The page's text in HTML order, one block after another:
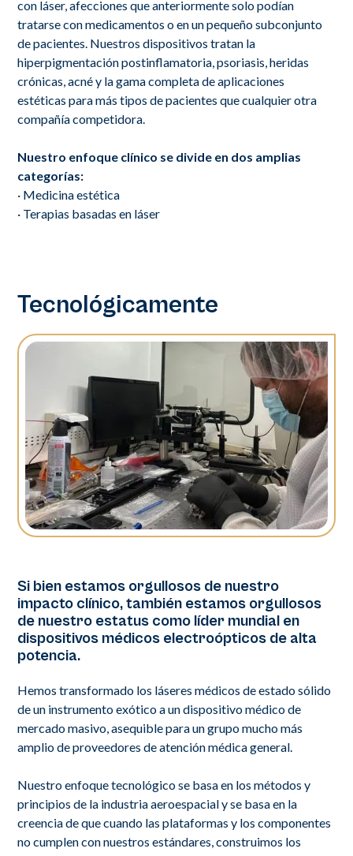
con láser, afecciones que anteriormente solo podían
tratarse con medicamentos o en un pequeño subconjunto
de pacientes. Nuestros dispositivos tratan la
hiperpigmentación postinflamatoria, psoriasis, heridas
crónicas, acné y la gama completa de aplicaciones
estéticas para más tipos de pacientes que cualquier otra
compañía competidora.
Nuestro enfoque clínico se divide en dos amplias
categorías:
· Medicina estética
· Terapias basadas en láser
Tecnológicamente
Si bien estamos orgullosos de nuestro
impacto clínico, también estamos orgullosos
de nuestro estatus como líder mundial en
dispositivos médicos electroópticos de alta
potencia.
Hemos transformado los láseres médicos de estado sólido
de un instrumento exótico a un dispositivo médico de
mercado masivo, asequible para un grupo mucho más
amplio de proveedores de atención médica general.
Nuestro enfoque tecnológico se basa en los métodos y
principios de la industria aeroespacial y se basa en la
creencia de que cuando las plataformas y los componentes
no cumplen con nuestros estándares, construimos los